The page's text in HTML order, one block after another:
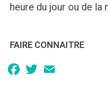
heure du jour ou de la
FAIRE CONNAITRE
Facebook
Twitter